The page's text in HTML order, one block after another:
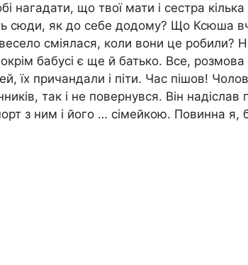
що твої мати і сестра
сюди, як до себе додому? Що Ксюша
сміялася, коли вони це робили?
бабусі є ще й батько. Все, розмова
їх причандали і піти. Час пішов!
так і не повернувся. Він
з ним і його … сімейкою. Повинна